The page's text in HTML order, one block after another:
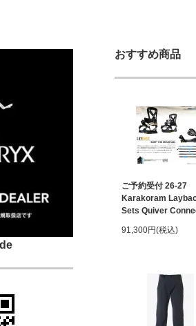
おすすめ商品
ご予約受付 26-27
Karakoram
Sets Quiver
91,300円(税込)